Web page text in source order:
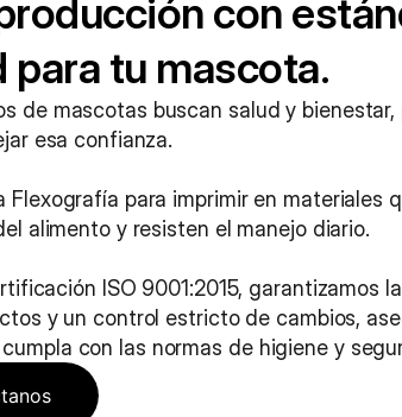
con
para tu mascota.
de mascotas buscan salud y
esa confianza.
Flexografía para imprimir en materiales
alimento y resisten el manejo diario.
ISO 9001:2015, garantizamos
y un control estricto de cambios,
con las normas de higiene y